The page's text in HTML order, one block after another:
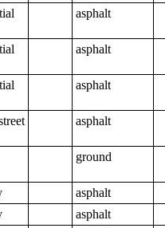
asphalt
asphalt
asphalt
asphalt
ground
asphalt
asphalt